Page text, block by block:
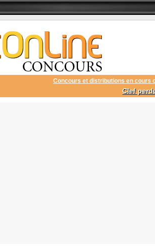
Concours et distributions en cours
Clef